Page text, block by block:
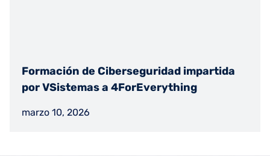
Formación de Ciberseguridad impartida
por VSistemas a 4ForEverything
marzo 10, 2026